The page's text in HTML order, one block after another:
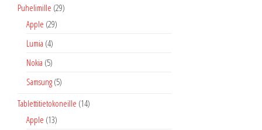
Puhelimille (29)
Apple (29)
Lumia (4)
Nokia (5)
Samsung (5)
Tablettitietokoneille (14)
Apple (13)